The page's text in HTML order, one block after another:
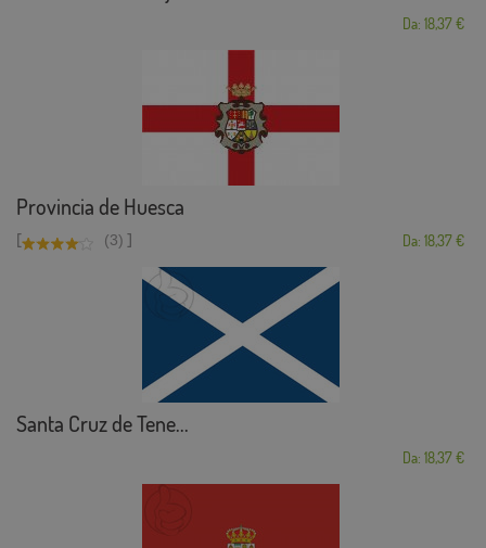
Da: 18,37 €
Provincia de Huesca
[ (3) ] Da: 18,37 €
Santa Cruz de Tene...
Da: 18,37 €